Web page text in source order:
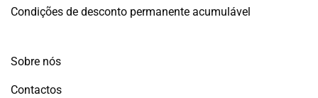
Condições de desconto permanente acumulável
Sobre nós
Contactos